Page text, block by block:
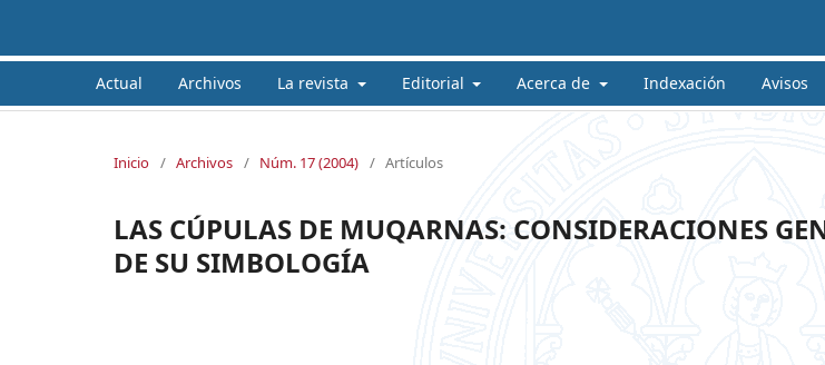
Actual Archivos La revista Editorial Acerca de Indexación Avisos
Inicio / Archivos / Núm. 17 (2004) / Artículos
LAS CÚPULAS DE MUQARNAS: CONSIDERACIONES
DE SU SIMBOLOGÍA